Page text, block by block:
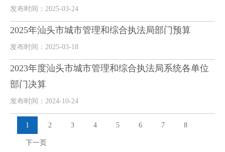
发布时间：2025-03-24
2025年汕头市城市管理和综合执法局部门预算
发布时间：2025-03-18
2023年度汕头市城市管理和综合执法局系统各单位
部门决算
发布时间：2024-10-24
1 2 3 4 5 6 7 8
下一页